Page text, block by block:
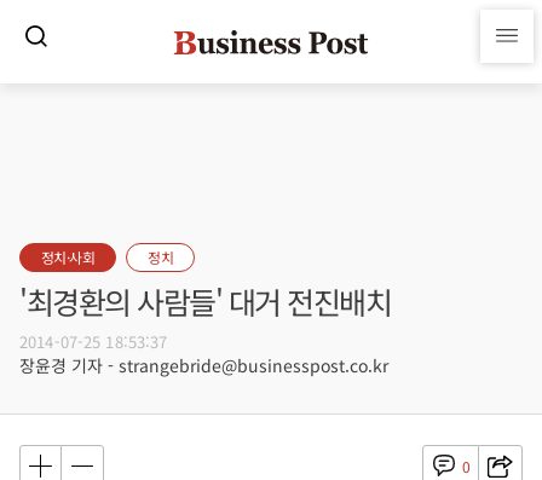
정치·사회 정치
'최경환의 사람들' 대거 전진배치
2014-07-25 18:53:37
장윤경 기자 - strangebride@businesspost.co.kr
0